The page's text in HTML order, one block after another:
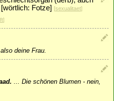
Fotze]
[sexualitaet]
]
deine Frau.
... Die schönen Blumen - nein,